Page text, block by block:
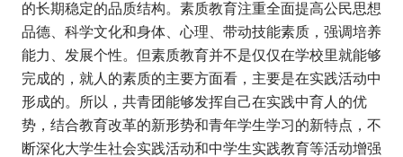
的长期稳定的品质结构。素质教育注重全面提高公民思想
品德、科学文化和身体、心理、带动技能素质，强调培养
能力、发展个性。但素质教育并不是仅仅在学校里就能够
完成的，就人的素质的主要方面看，主要是在实践活动中
形成的。所以，共青团能够发挥自己在实践中育人的优
势，结合教育改革的新形势和青年学生学习的新特点，不
断深化大学生社会实践活动和中学生实践教育等活动增强